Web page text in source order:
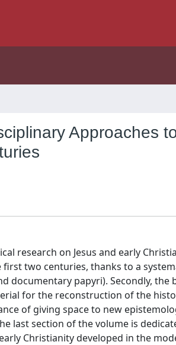
Approaches
research on Jesus and early
two centuries, thanks to a
documentary papyri). Secondly, the
for the reconstruction of the
of giving space to new
last section of the volume is
Christianity developed in the